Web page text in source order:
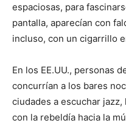
espaciosas, para
pantalla, aparecían con
incluso, con un cigarrillo
En los EE.UU., personas
concurrían a los bares
ciudades a escuchar
con la rebeldía hacia la